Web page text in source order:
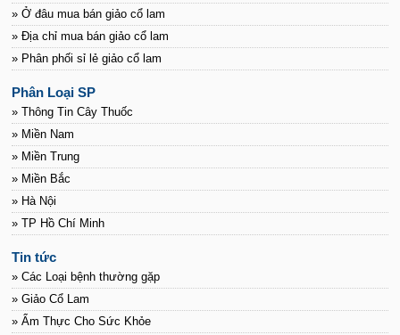
» Ở đâu mua bán giảo cổ lam
» Địa chỉ mua bán giảo cổ lam
» Phân phối sỉ lẻ giảo cổ lam
Phân Loại SP
» Thông Tin Cây Thuốc
» Miền Nam
» Miền Trung
» Miền Bắc
» Hà Nội
» TP Hồ Chí Minh
Tin tức
» Các Loại bệnh thường gặp
» Giảo Cổ Lam
» Ẩm Thực Cho Sức Khỏe